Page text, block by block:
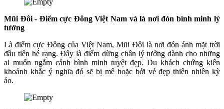
Mũi Đôi - Điểm cực Đông Việt Nam và là nơi đón bình minh lý
tưởng
Là điểm cực Đông của Việt Nam, Mũi Đôi là nơi đón ánh mặt trời
đầu tiên hé rạng. Đây là điểm dừng chân lý tưởng dành cho những
ai muốn ngắm cảnh bình minh tuyệt đẹp. Du khách chứng kiến
khoảnh khắc ý nghĩa đó sẽ bị mê hoặc bởi vẻ đẹp thiên nhiên kỳ
ảo.